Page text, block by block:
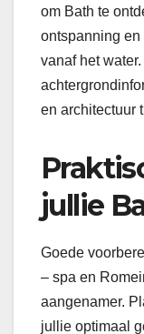
om Bath te
ontspanning en
vanaf het
en architectuur
jullie
Goede
– spa en
aangenamer.
jullie optimaal